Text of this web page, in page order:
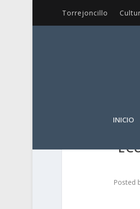
Torrejoncillo
INICIO
Posted